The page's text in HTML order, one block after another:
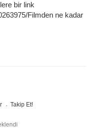
bir link
Filmden ne kadar
Takip Et!